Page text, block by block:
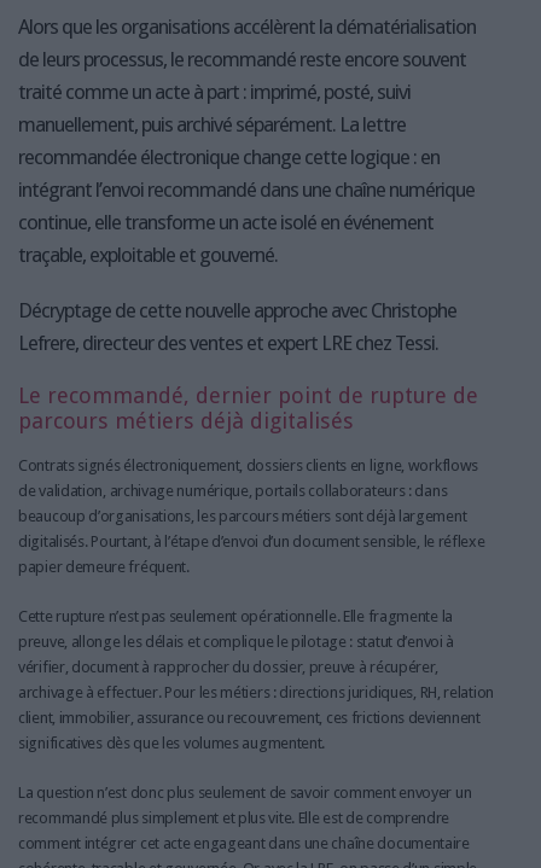
Alors que les organisations accélèrent la dématérialisation
de leurs processus, le recommandé reste encore souvent
traité comme un acte à part : imprimé, posté, suivi
manuellement, puis archivé séparément. La lettre
recommandée électronique change cette logique : en
intégrant l’envoi recommandé dans une chaîne numérique
continue, elle transforme un acte isolé en événement
traçable, exploitable et gouverné.
Décryptage de cette nouvelle approche avec Christophe
Lefrere, directeur des ventes et expert LRE chez Tessi.
Le recommandé, dernier point de rupture de
parcours métiers déjà digitalisés
Contrats signés électroniquement, dossiers clients en ligne, workflows
de validation, archivage numérique, portails collaborateurs : dans
beaucoup d’organisations, les parcours métiers sont déjà largement
digitalisés. Pourtant, à l’étape d’envoi d’un document sensible, le réflexe
papier demeure fréquent.
Cette rupture n’est pas seulement opérationnelle. Elle fragmente la
preuve, allonge les délais et complique le pilotage : statut d’envoi à
vérifier, document à rapprocher du dossier, preuve à récupérer,
archivage à effectuer. Pour les métiers : directions juridiques, RH, relation
client, immobilier, assurance ou recouvrement, ces frictions deviennent
significatives dès que les volumes augmentent.
La question n’est donc plus seulement de savoir comment envoyer un
recommandé plus simplement et plus vite. Elle est de comprendre
comment intégrer cet acte engageant dans une chaîne documentaire